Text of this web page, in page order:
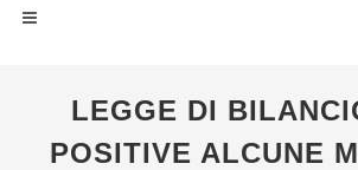
LEGGE DI
POSITIVE ALCUNE